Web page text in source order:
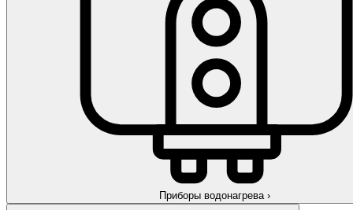
Приборы водонагрева ›